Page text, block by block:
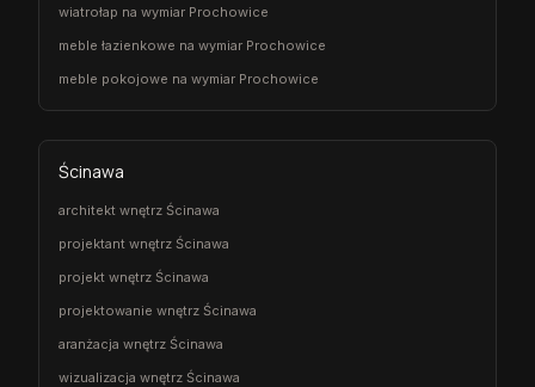
wiatrołap na wymiar Prochowice
meble łazienkowe na wymiar Prochowice
meble pokojowe na wymiar Prochowice
Ścinawa
architekt wnętrz Ścinawa
projektant wnętrz Ścinawa
projekt wnętrz Ścinawa
projektowanie wnętrz Ścinawa
aranżacja wnętrz Ścinawa
wizualizacja wnętrz Ścinawa